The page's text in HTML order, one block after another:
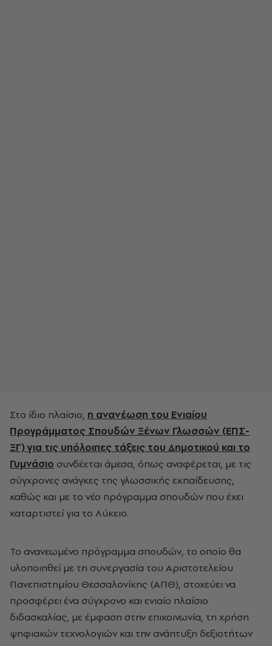
Στο ίδιο πλαίσιο, η ανανέωση του Ενιαίου
Προγράμματος Σπουδών Ξένων Γλωσσών (ΕΠΣ-
ΞΓ) για τις υπόλοιπες τάξεις του Δημοτικού και το
Γυμνάσιο συνδέεται άμεσα, όπως αναφέρεται, με τις
σύγχρονες ανάγκες της γλωσσικής εκπαίδευσης,
καθώς και με το νέο πρόγραμμα σπουδών που έχει
καταρτιστεί για το Λύκειο.
Το ανανεωμένο πρόγραμμα σπουδών, το οποίο θα
υλοποιηθεί με τη συνεργασία του Αριστοτελείου
Πανεπιστημίου Θεσσαλονίκης (ΑΠΘ), στοχεύει να
προσφέρει ένα σύγχρονο και ενιαίο πλαίσιο
διδασκαλίας, με έμφαση στην επικοινωνία, τη χρήση
ψηφιακών τεχνολογιών και την ανάπτυξη δεξιοτήτων